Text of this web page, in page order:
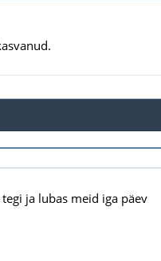
ja lubas meid iga päev